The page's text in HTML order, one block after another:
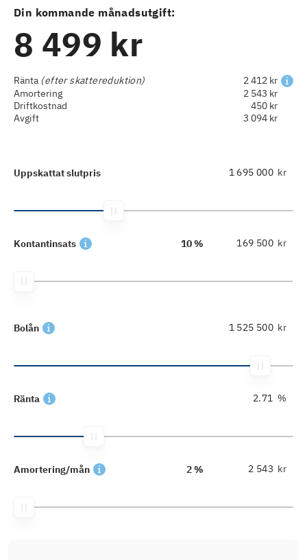
Din kommande månadsutgift:
8 499 kr
Ränta (efter skattereduktion)
2 412 kr
Amortering
2 543 kr
Driftkostnad
450 kr
Avgift
3 094 kr
Uppskattat slutpris kr
Kontantinsats 10 % kr
Bolån kr
Ränta %
Amortering/mån 2 % kr